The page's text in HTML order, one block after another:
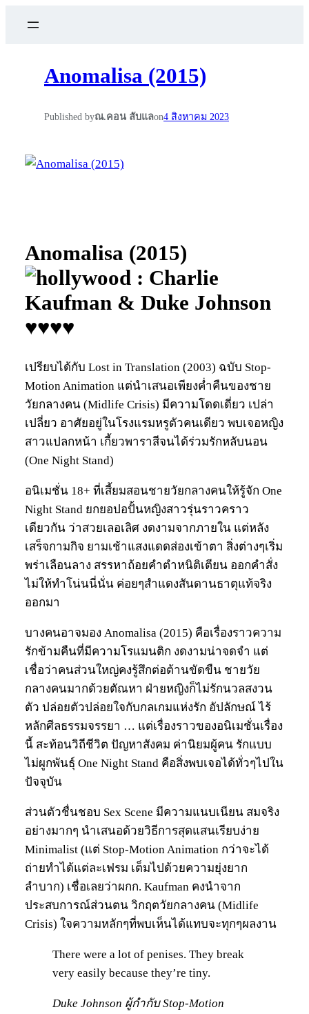
Anomalisa (2015)
Published byณ.คอน ลับแลon4 สิงหาคม 2023
Anomalisa (2015)
: Charlie
Kaufman & Duke Johnson
♥♥♥♥
เปรียบได้กับ Lost in Translation (2003) ฉบับ Stop-
Motion Animation แต่นำเสนอเพียงค่ำคืนของชาย
วัยกลางคน (Midlife Crisis) มีความโดดเดี่ยว เปล่า
เปลี่ยว อาศัยอยู่ในโรงแรมหรูตัวคนเดียว พบเจอหญิง
สาวแปลกหน้า เกี้ยวพาราสีจนได้ร่วมรักหลับนอน
(One Night Stand)
อนิเมชั่น 18+ ที่เสี้ยมสอนชายวัยกลางคนให้รู้จัก One
Night Stand ยกยอปอปั้นหญิงสาวรุ่นราวคราว
เดียวกัน ว่าสวยเลอเลิศ งดงามจากภายใน แต่หลัง
เสร็จกามกิจ ยามเช้าแสงแดดส่องเข้าตา สิ่งต่างๆเริ่ม
พร่าเลือนลาง สรรหาถ้อยคำตำหนิติเตียน ออกคำสั่ง
ไม่ให้ทำโน่นนี่นั่น ค่อยๆสำแดงสันดานธาตุแท้จริง
ออกมา
บางคนอาจมอง Anomalisa (2015) คือเรื่องราวความ
รักข้ามคืนที่มีความโรแมนติก งดงามน่าจดจำ แต่
เชื่อว่าคนส่วนใหญ่คงรู้สึกต่อต้านขัดขืน ชายวัย
กลางคนมากด้วยตัณหา ฝ่ายหญิงก็ไม่รักนวลสงวน
ตัว ปล่อยตัวปล่อยใจกับกลเกมแห่งรัก อัปลักษณ์ ไร้
หลักศีลธรรมจรรยา … แต่เรื่องราวของอนิเมชั่นเรื่อง
นี้ สะท้อนวิถีชีวิต ปัญหาสังคม ค่านิยมผู้คน รักแบบ
ไม่ผูกพันธ์ุ One Night Stand คือสิ่งพบเจอได้ทั่วๆไปใน
ปัจจุบัน
ส่วนตัวชื่นชอบ Sex Scene มีความแนบเนียน สมจริง
อย่างมากๆ นำเสนอด้วยวิธีการสุดแสนเรียบง่าย
Minimalist (แต่ Stop-Motion Animation กว่าจะได้
ถ่ายทำได้แต่ละเฟรม เต็มไปด้วยความยุ่งยาก
ลำบาก) เชื่อเลยว่าผกก. Kaufman คงนำจาก
ประสบการณ์ส่วนตน วิกฤตวัยกลางคน (Midlife
Crisis) ใจความหลักๆที่พบเห็นได้แทบจะทุกๆผลงาน
There were a lot of penises. They break
very easily because they’re tiny.
Duke Johnson ผู้กำกับ Stop-Motion